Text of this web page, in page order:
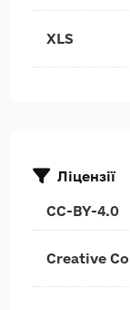
XLS
Ліцензії
CC-BY-4.0
Creative